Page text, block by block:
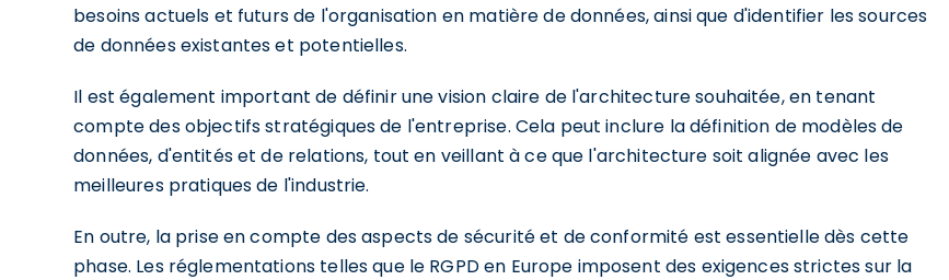
besoins actuels et futurs de l'organisation en matière de données, ainsi que d'identifier les sources
de données existantes et potentielles.
Il est également important de définir une vision claire de l'architecture souhaitée, en tenant
compte des objectifs stratégiques de l'entreprise. Cela peut inclure la définition de modèles de
données, d'entités et de relations, tout en veillant à ce que l'architecture soit alignée avec les
meilleures pratiques de l'industrie.
En outre, la prise en compte des aspects de sécurité et de conformité est essentielle dès cette
phase. Les réglementations telles que le RGPD en Europe imposent des exigences strictes sur la